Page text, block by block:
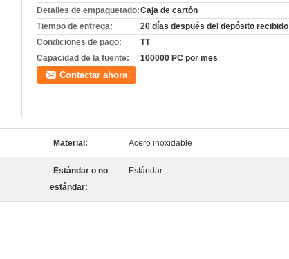
Detalles de empaquetado:Caja de cartón
Tiempo de entrega:
20 días después del depósito recibido
Condiciones de pago:
TT
Capacidad de la fuente:
100000 PC por mes
Contactar ahora
Material: Acero inoxidable
Estándar o no
estándar:
Estándar